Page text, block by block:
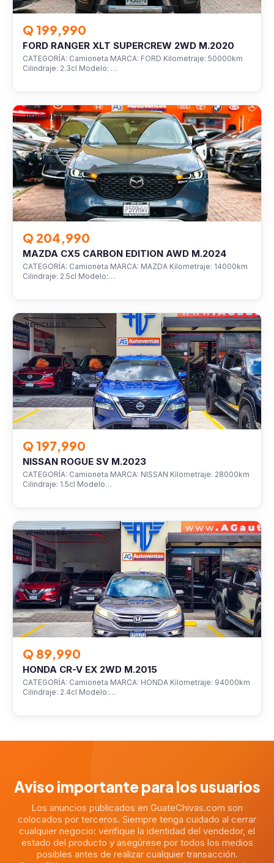
Q 199,990
FORD RANGER XLT SUPERCREW 2WD M.2020
CATEGORÍA: Camioneta MARCA: FORD Kilometraje: 50000km
Cilindraje: 2.3cl Modelo: …
VEHÍCULOS
Q 204,990
MAZDA CX5 CARBON EDITION AWD M.2024
CATEGORÍA: Camioneta MARCA: MAZDA Kilometraje: 14000km
Cilindraje: 2.5cl Modelo:…
VEHÍCULOS
Q 197,990
NISSAN ROGUE SV M.2023
CATEGORÍA: Camioneta MARCA: NISSAN Kilometraje: 28000km
Cilindraje: 1.5cl Modelo…
VEHÍCULOS
Q 89,990
HONDA CR-V EX 2WD M.2015
CATEGORÍA: Camioneta MARCA: HONDA Kilometraje: 94000km
Cilindraje: 2.4cl Modelo:…
Aviso importante para los usuarios
Los anuncios publicados en GuateChivas.com son
colocados por terceros. Siempre tenga cuidado al cerrar
cualquier negocio: verifique la identidad del vendedor, el
estado del producto y asegúrese por todos los medios
posibles antes de realizar cualquier transacción.